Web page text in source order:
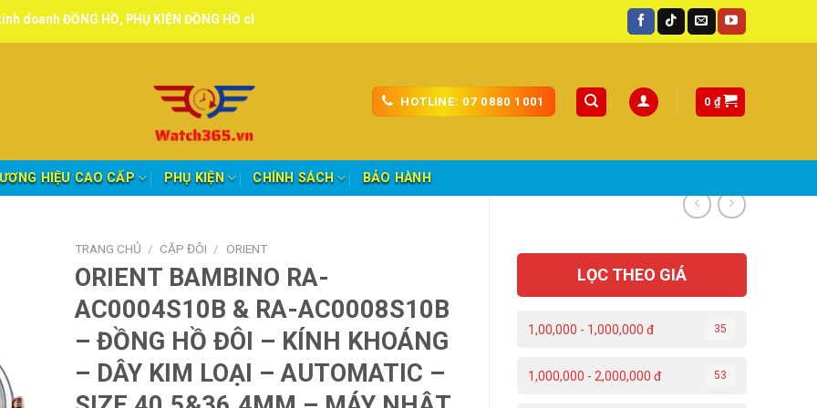
HỒ, PHỤ KIỆN ĐỒNG HỒ chính hãng, tuyển đại lý, CTV giao hàng toàn quốc.
HOTLINE: 07 0880 1001 0 ₫
HIỆU CAO CẤP PHỤ KIỆN CHÍNH SÁCH BẢO HÀNH
LỌC THEO GIÁ
1,00,000 - 1,000,000 đ 35
1,000,000 - 2,000,000 đ 53
TRANG CHỦ / CẶP ĐÔI / ORIENT
ORIENT BAMBINO RA-
AC0004S10B & RA-AC0008S10B
– ĐỒNG HỒ ĐÔI – KÍNH KHOÁNG
– DÂY KIM LOẠI – AUTOMATIC –